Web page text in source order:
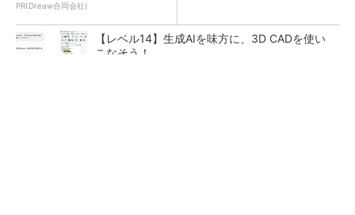
PR(Dreaw合同会社)
【レベル14】生成AIを味方に、3D CADを使い
こなそう！